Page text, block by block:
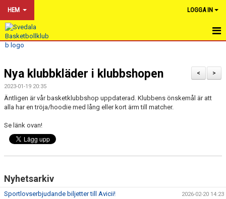
HEM LOGGA IN
HEM
NYHETER
OM KLUBBEN
BILDGALLERI
VÅRA LAG & TRÄNARE
>
<
Nya klubbkläder i klubbshopen
2023-01-19 20:35
Äntligen är vår basketklubbshop uppdaterad. Klubbens önskemål är att
alla har en tröja/hoodie med lång eller kort ärm till matcher.
Se länk ovan!
Nyhetsarkiv
Sportlovserbjudande biljetter till Avicii! 2026-02-20 14:23